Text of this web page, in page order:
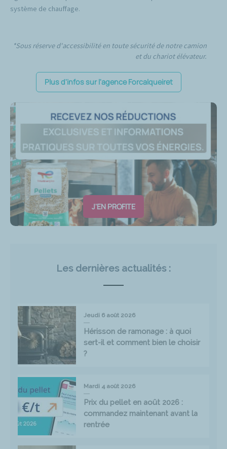
système de chauffage.
*Sous réserve d'accessibilité en toute sécurité de notre camion
et du chariot élévateur.
Plus d'infos sur l'agence Forcalqueiret
J'EN PROFITE
Les dernières actualités :
Jeudi 6 août 2026
Hérisson de ramonage : à quoi
sert-il et comment bien le choisir
?
Mardi 4 août 2026
Prix du pellet en août 2026 :
commandez maintenant avant la
rentrée